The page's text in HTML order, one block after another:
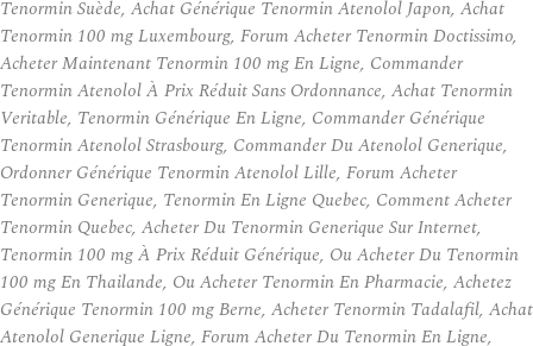
Tenormin Suède, Achat Générique Tenormin Atenolol Japon, Achat
Tenormin 100 mg Luxembourg, Forum Acheter Tenormin Doctissimo,
Acheter Maintenant Tenormin 100 mg En Ligne, Commander
Tenormin Atenolol À Prix Réduit Sans Ordonnance, Achat Tenormin
Veritable, Tenormin Générique En Ligne, Commander Générique
Tenormin Atenolol Strasbourg, Commander Du Atenolol Generique,
Ordonner Générique Tenormin Atenolol Lille, Forum Acheter
Tenormin Generique, Tenormin En Ligne Quebec, Comment Acheter
Tenormin Quebec, Acheter Du Tenormin Generique Sur Internet,
Tenormin 100 mg À Prix Réduit Générique, Ou Acheter Du Tenormin
100 mg En Thailande, Ou Acheter Tenormin En Pharmacie, Achetez
Générique Tenormin 100 mg Berne, Acheter Tenormin Tadalafil, Achat
Atenolol Generique Ligne, Forum Acheter Du Tenormin En Ligne,